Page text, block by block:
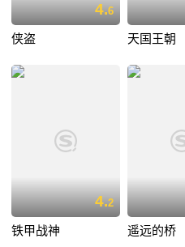
4.6
侠盗 天国王朝
4.2
铁甲战神 遥远的桥